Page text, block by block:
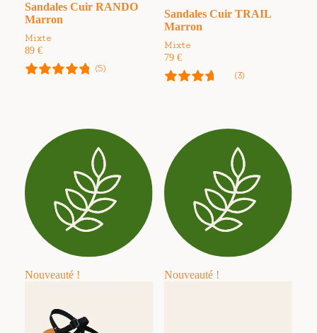
Sandales Cuir RANDO
Marron
Mixte
89 €
(5)
Sandales Cuir TRAIL
Marron
Mixte
79 €
(3)
Nouveauté ! Nouveauté !